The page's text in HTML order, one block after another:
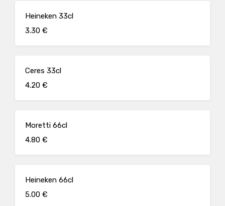
Heineken 33cl
3.30 €
Ceres 33cl
4.20 €
Moretti 66cl
4.80 €
Heineken 66cl
5.00 €